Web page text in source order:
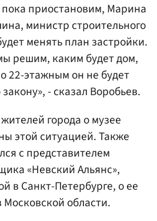
приостановим, Марина
министр строительного
менять план застройки.
решим, каким будет дом,
22-этажным он не будет
- сказал Воробьев.
города о музее
этой ситуацией. Также
с представителем
«Невский Альянс»,
в Санкт-Петербурге, о ее
области.